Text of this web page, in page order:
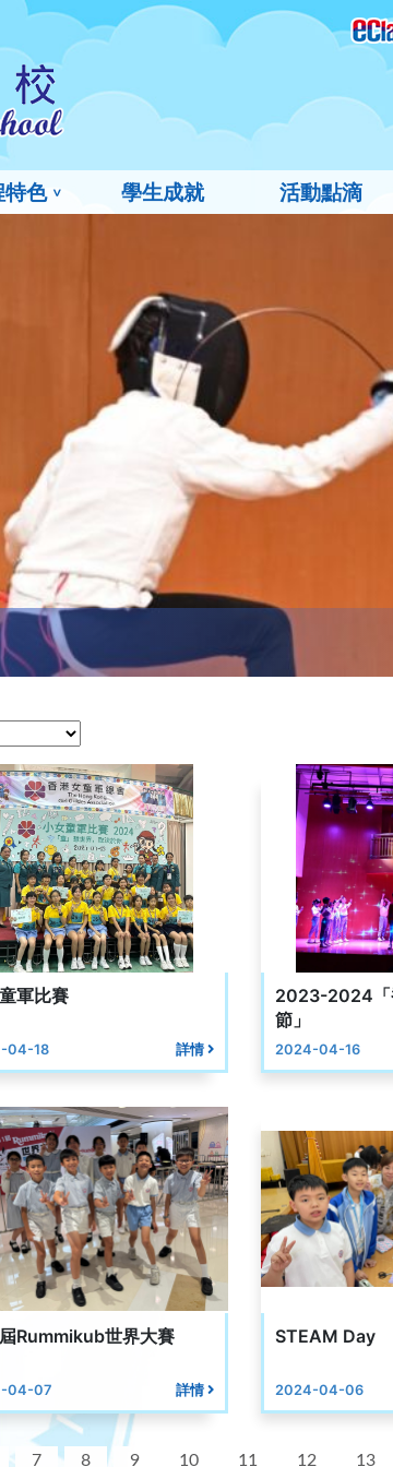
特色 學生成就 活動點滴
軍比賽
04-18 詳情
2023-2024「
節」
2024-04-16
Rummikub世界大賽
04-07 詳情
STEAM Day
2024-04-06
7 8 9 10 11 12 13